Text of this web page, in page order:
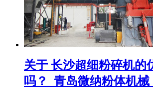
关于 长沙超细粉碎机的
吗？_青岛微纳粉体机械